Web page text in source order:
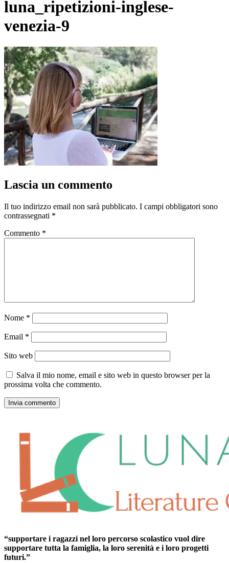
luna_ripetizioni-inglese-
venezia-9
Lascia un commento
Il tuo indirizzo email non sarà pubblicato. I campi obbligatori sono
contrassegnati *
Commento *
Nome *
Email *
Sito web
Salva il mio nome, email e sito web in questo browser per la
prossima volta che commento.
“supportare i ragazzi nel loro percorso scolastico vuol dire
supportare tutta la famiglia, la loro serenità e i loro progetti
futuri.”